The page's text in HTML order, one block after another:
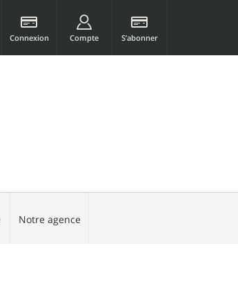
Connexion Compte S’abonner
Notre agence